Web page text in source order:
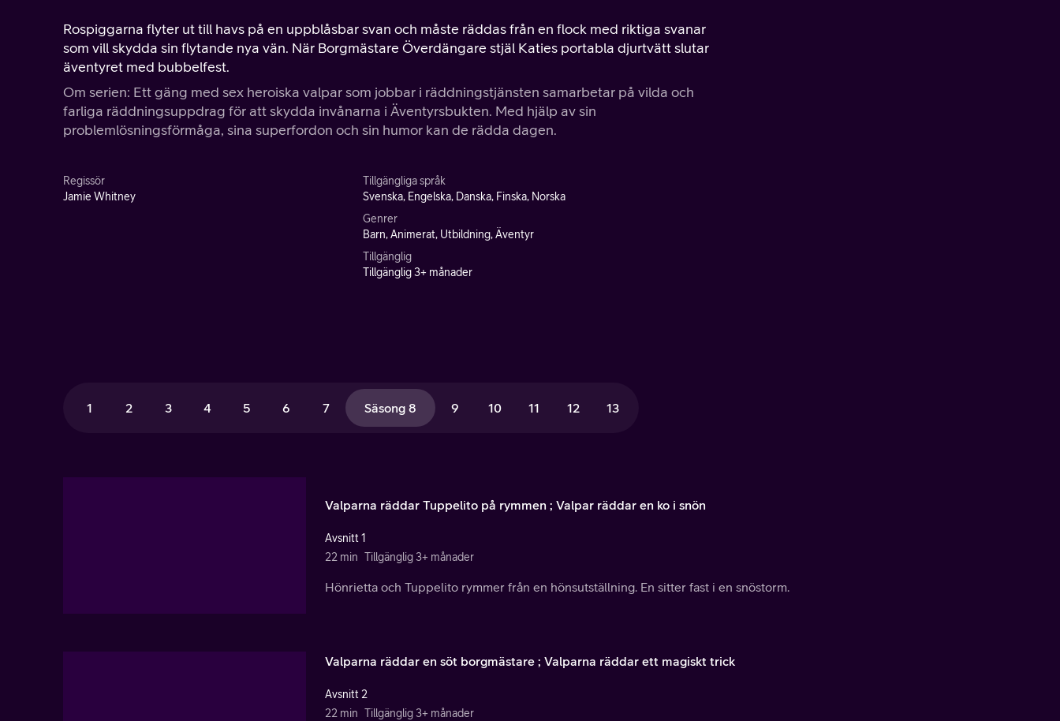
Rospiggarna flyter ut till havs på en uppblåsbar svan och måste räddas från en flock med riktiga svanar
som vill skydda sin flytande nya vän. När Borgmästare Överdängare stjäl Katies portabla djurtvätt slutar
äventyret med bubbelfest.
Om serien: Ett gäng med sex heroiska valpar som jobbar i räddningstjänsten samarbetar på vilda och
farliga räddningsuppdrag för att skydda invånarna i Äventyrsbukten. Med hjälp av sin
problemlösningsförmåga, sina superfordon och sin humor kan de rädda dagen.
Regissör
Jamie Whitney
Tillgängliga språk
Svenska, Engelska, Danska, Finska, Norska
Genrer
Barn, Animerat, Utbildning, Äventyr
Tillgänglig
Tillgänglig 3+ månader
1 2 3 4 5 6 7 Säsong 8 9 10 11 12 13
Valparna räddar Tuppelito på rymmen ; Valpar räddar en ko i snön
Avsnitt 1
22 min Tillgänglig 3+ månader
Hönrietta och Tuppelito rymmer från en hönsutställning. En sitter fast i en snöstorm.
Valparna räddar en söt borgmästare ; Valparna räddar ett magiskt trick
Avsnitt 2
22 min Tillgänglig 3+ månader